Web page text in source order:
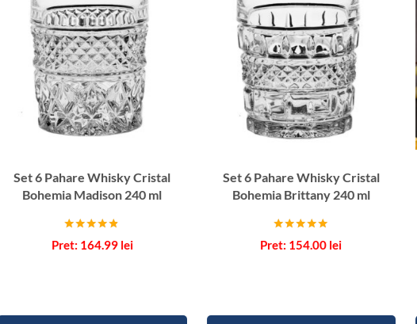
Set 6 Pahare Whisky Cristal
Bohemia Madison 240 ml
Evaluat la
4.67
164.99 lei
Set 6 Pahare Whisky Cristal
Bohemia Brittany 240 ml
Evaluat la
5.00
154.00 lei